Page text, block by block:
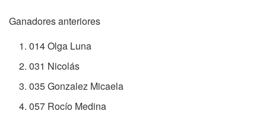
Ganadores anteriores
014 Olga Luna
031 Nicolás
035 Gonzalez Micaela
057 Rocío Medina